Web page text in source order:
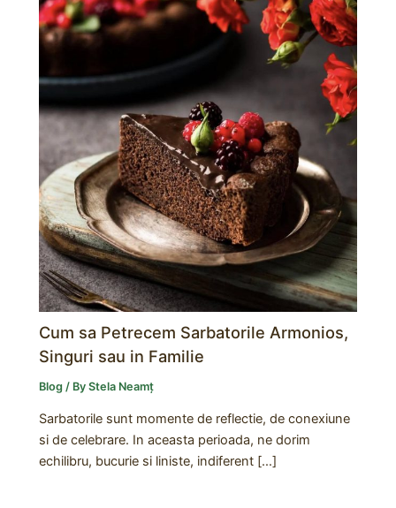
Cum sa Petrecem Sarbatorile Armonios,
Singuri sau in Familie
Blog / ByStela Neamț
Sarbatorile sunt momente de reflectie, de conexiune
si de celebrare. In aceasta perioada, ne dorim
echilibru, bucurie si liniste, indiferent […]